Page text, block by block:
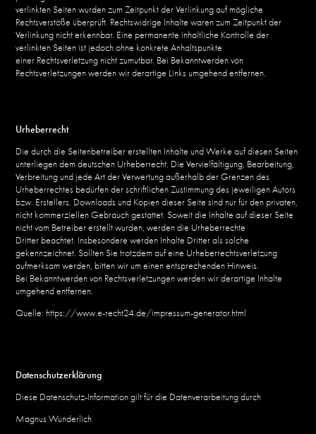
verlinkten Seiten wurden zum Zeitpunkt der Verlinkung auf mögliche
Rechtsverstöße überprüft. Rechtswidrige Inhalte waren zum Zeitpunkt der
Verlinkung nicht erkennbar. Eine permanente inhaltliche Kontrolle der
verlinkten Seiten ist jedoch ohne konkrete Anhaltspunkte
einer Rechtsverletzung nicht zumutbar. Bei Bekanntwerden von
Rechtsverletzungen werden wir derartige Links umgehend entfernen.
Urheberrecht
Die durch die Seitenbetreiber erstellten Inhalte und Werke auf diesen Seiten
unterliegen dem deutschen Urheberrecht. Die Vervielfältigung, Bearbeitung,
Verbreitung und jede Art der Verwertung außerhalb der Grenzen des
Urheberrechtes bedürfen der schriftlichen Zustimmung des jeweiligen Autors
bzw. Erstellers. Downloads und Kopien dieser Seite sind nur für den privaten,
nicht kommerziellen Gebrauch gestattet. Soweit die Inhalte auf dieser Seite
nicht vom Betreiber erstellt wurden, werden die Urheberrechte
Dritter beachtet. Insbesondere werden Inhalte Dritter als solche
gekennzeichnet. Sollten Sie trotzdem auf eine Urheberrechtsverletzung
aufmerksam werden, bitten wir um einen entsprechenden Hinweis.
Bei Bekanntwerden von Rechtsverletzungen werden wir derartige Inhalte
umgehend entfernen.
Quelle: https://www.e-recht24.de/impressum-generator.html
Datenschutzerklärung
Diese Datenschutz-Information gilt für die Datenverarbeitung durch
Magnus Wunderlich